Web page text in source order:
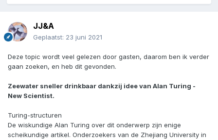
JJ&A
Geplaatst: 23 juni 2021
Deze topic wordt veel gelezen door gasten, daarom ben ik verder
gaan zoeken, en heb dit gevonden.
Zeewater sneller drinkbaar dankzij idee van Alan Turing -
New Scientist.
Turing-structuren
De wiskundige Alan Turing over dit onderwerp zijn enige
scheikundige artikel. Onderzoekers van de Zhejiang University in